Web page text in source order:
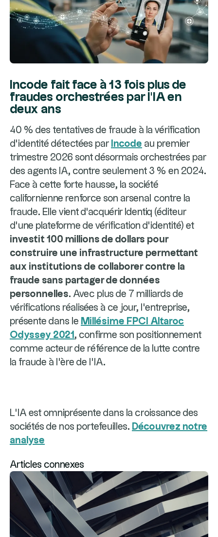
Incode fait face à 13 fois plus de
fraudes orchestrées par l'IA en
deux ans
40 % des tentatives de fraude à la vérification
d'identité détectées par Incode au premier
trimestre 2026 sont désormais orchestrées par
des agents IA, contre seulement 3 % en 2024.
Face à cette forte hausse, la société
californienne renforce son arsenal contre la
fraude. Elle vient d'acquérir Identiq (éditeur
d'une plateforme de vérification d'identité) et
investit 100 millions de dollars pour
construire une infrastructure permettant
aux institutions de collaborer contre la
fraude sans partager de données
personnelles. Avec plus de 7 milliards de
vérifications réalisées à ce jour, l'entreprise,
présente dans le Millésime FPCI Altaroc
Odyssey 2021 , confirme son positionnement
comme acteur de référence de la lutte contre
la fraude à l'ère de l'IA.
L’IA est omniprésente dans la croissance des
sociétés de nos portefeuilles. Découvrez notre
analyse
Articles connexes